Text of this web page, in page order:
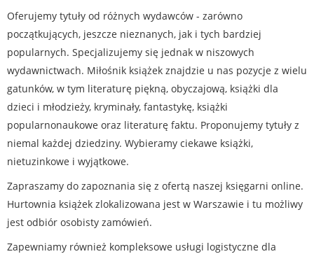
Oferujemy tytuły od różnych wydawców - zarówno
początkujących, jeszcze nieznanych, jak i tych bardziej
popularnych. Specjalizujemy się jednak w niszowych
wydawnictwach. Miłośnik książek znajdzie u nas pozycje z wielu
gatunków, w tym literaturę piękną, obyczajową, książki dla
dzieci i młodzieży, kryminały, fantastykę, książki
popularnonaukowe oraz literaturę faktu. Proponujemy tytuły z
niemal każdej dziedziny. Wybieramy ciekawe książki,
nietuzinkowe i wyjątkowe.
Zapraszamy do zapoznania się z ofertą naszej księgarni online.
Hurtownia książek zlokalizowana jest w Warszawie i tu możliwy
jest odbiór osobisty zamówień.
Zapewniamy również kompleksowe usługi logistyczne dla